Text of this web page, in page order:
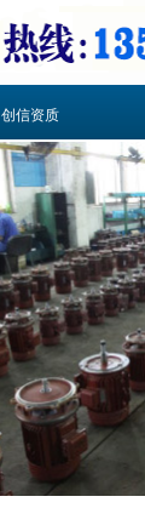
创信资质